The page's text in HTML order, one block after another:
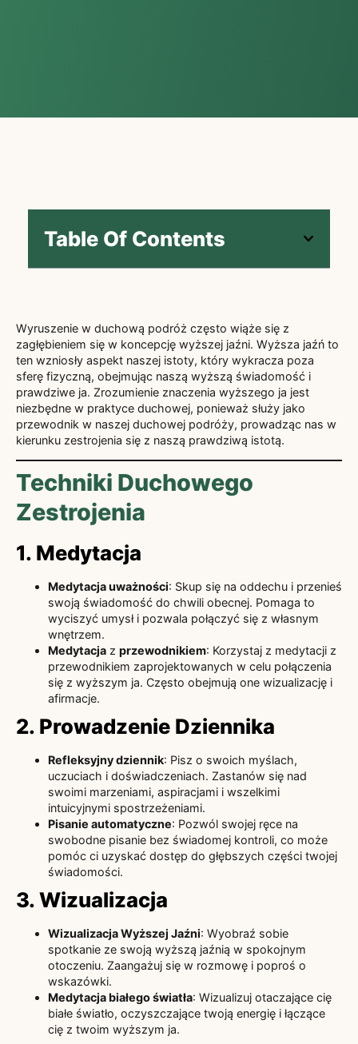
Table Of Contents
Wyruszenie w duchową podróż często wiąże się z
zagłębieniem się w koncepcję wyższej jaźni. Wyższa jaźń to
ten wzniosły aspekt naszej istoty, który wykracza poza
sferę fizyczną, obejmując naszą wyższą świadomość i
prawdziwe ja. Zrozumienie znaczenia wyższego ja jest
niezbędne w praktyce duchowej, ponieważ służy jako
przewodnik w naszej duchowej podróży, prowadząc nas w
kierunku zestrojenia się z naszą prawdziwą istotą.
Techniki Duchowego
Zestrojenia
1. Medytacja
Medytacja uważności: Skup się na oddechu i przenieś
swoją świadomość do chwili obecnej. Pomaga to
wyciszyć umysł i pozwala połączyć się z własnym
wnętrzem.
Medytacja z przewodnikiem: Korzystaj z medytacji z
przewodnikiem zaprojektowanych w celu połączenia
się z wyższym ja. Często obejmują one wizualizację i
afirmacje.
2. Prowadzenie Dziennika
Refleksyjny dziennik: Pisz o swoich myślach,
uczuciach i doświadczeniach. Zastanów się nad
swoimi marzeniami, aspiracjami i wszelkimi
intuicyjnymi spostrzeżeniami.
Pisanie automatyczne: Pozwól swojej ręce na
swobodne pisanie bez świadomej kontroli, co może
pomóc ci uzyskać dostęp do głębszych części twojej
świadomości.
3. Wizualizacja
Wizualizacja Wyższej Jaźni: Wyobraź sobie
spotkanie ze swoją wyższą jaźnią w spokojnym
otoczeniu. Zaangażuj się w rozmowę i poproś o
wskazówki.
Medytacja białego światła: Wizualizuj otaczające cię
białe światło, oczyszczające twoją energię i łączące
cię z twoim wyższym ja.